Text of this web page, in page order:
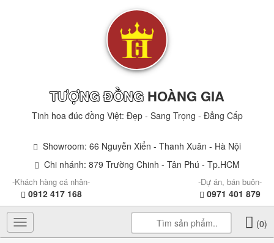
TƯỢNG ĐỒNG HOÀNG GIA
Tinh hoa đúc đồng Việt: Đẹp - Sang Trọng - Đẳng Cấp
Showroom: 66 Nguyễn Xiển - Thanh Xuân - Hà Nội
Chi nhánh: 879 Trường Chinh - Tân Phú - Tp.HCM
-Khách hàng cá nhân-
0912 417 168
-Dự án, bán buôn-
0971 401 879
Toggle
navigation
(0)